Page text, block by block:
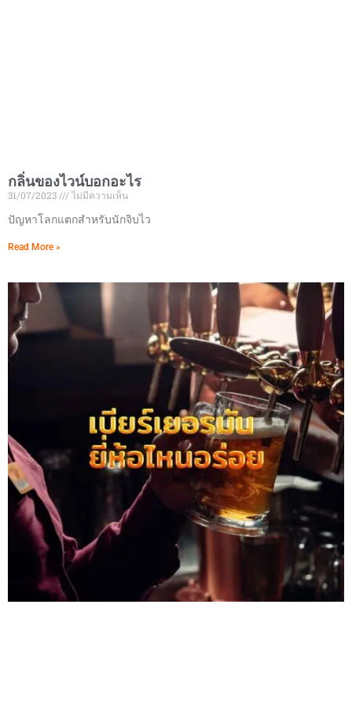
กลิ่นของไวน์บอกอะไร
31/07/2023
ไม่มีความเห็น
ปัญหาโลกแตกสำหรับนักจิบไว
Read More »